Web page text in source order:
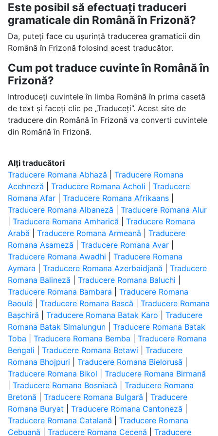
Este posibil să efectuați traduceri
gramaticale din Română în Frizonă?
Da, puteți face cu ușurință traducerea gramaticii din
Română în Frizonă folosind acest traducător.
Cum pot traduce cuvinte în Română în
Frizonă?
Introduceți cuvintele în limba Română în prima casetă
de text și faceți clic pe „Traduceți”. Acest site de
traducere din Română în Frizonă va converti cuvintele
din Română în Frizonă.
Alți traducători
Traducere Romana Abhază
Traducere Romana
Acehneză
Traducere Romana Acholi
Traducere
Romana Afar| Traducere Romana Afrikaans|
Traducere Romana Albaneză
Traducere Romana Alur
Traducere Romana Amharică
Traducere Romana
Arabă
Traducere Romana Armeană
Traducere
Romana Asameză
Traducere Romana Avar|
Traducere Romana Awadhi
Traducere Romana
Aymara
Traducere Romana Azerbaidjană
Traducere
Romana Balineză
Traducere Romana Baluchi
Traducere Romana Bambara
Traducere Romana
Baoulé| Traducere Romana Bască
Traducere Romana
Bașchiră
Traducere Romana Batak Karo
Traducere
Romana Batak Simalungun| Traducere Romana Batak
Toba
Traducere Romana Bemba
Traducere Romana
Bengali
Traducere Romana Betawi
Traducere
Romana Bhojpuri
Traducere Romana Bielorusă
Traducere Romana Bikol
Traducere Romana Birmană
Traducere Romana Bosniacă
Traducere Romana
Bretonă
Traducere Romana Bulgară
Traducere
Romana Buryat
Traducere Romana Cantoneză
Traducere Romana Catalană
Traducere Romana
Cebuană
Traducere Romana Cecenă Traducere